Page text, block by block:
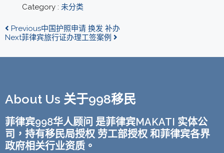
Category : 未分类
Previous中国护照申请 换发 补办
Next菲律宾旅行证办理工签案例
About Us 关于998移民
菲律宾998华人顾问 是菲律宾MAKATI 实体公
司，持有移民局授权 劳工部授权 和菲律宾各界
政府相关行业资质。